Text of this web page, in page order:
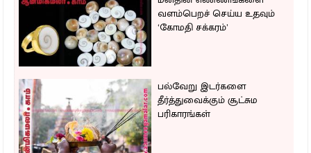
வளம்பெறச் செய்ய உதவும்
‘கோமதி சக்கரம்’
பல்வேறு இடர்களை
தீர்த்துவைக்கும் சூட்சும
பரிகாரங்கள்